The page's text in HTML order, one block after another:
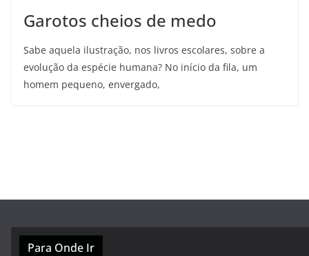
Garotos cheios de medo
Sabe aquela ilustração, nos livros escolares, sobre a
evolução da espécie humana? No início da fila, um
homem pequeno, envergado,
Para Onde Ir